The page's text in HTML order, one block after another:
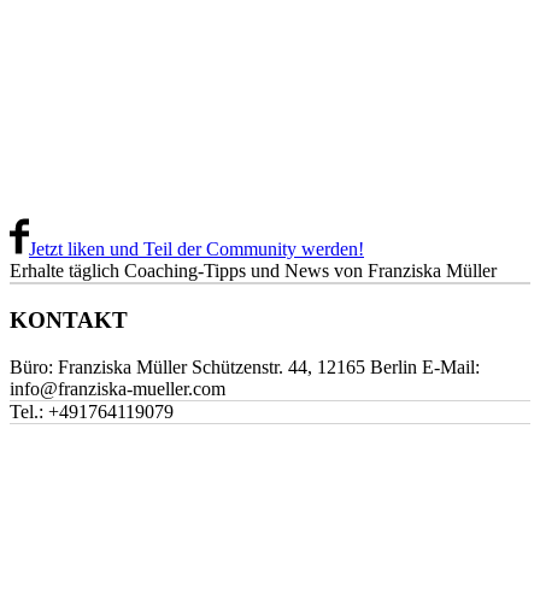
Jetzt liken und Teil der Community werden!
Erhalte täglich Coaching-Tipps und News von Franziska Müller
KONTAKT
Büro: Franziska Müller Schützenstr. 44, 12165 Berlin E-Mail:
info@franziska-mueller.com
Tel.: +491764119079